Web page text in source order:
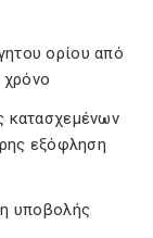
ορίου από
κατασχεμένων
εξόφληση
υποβολής